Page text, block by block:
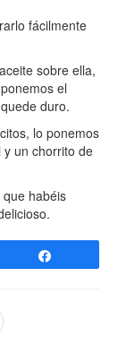
fácilmente
sobre ella,
el
duro.
lo ponemos
un chorrito de
habéis